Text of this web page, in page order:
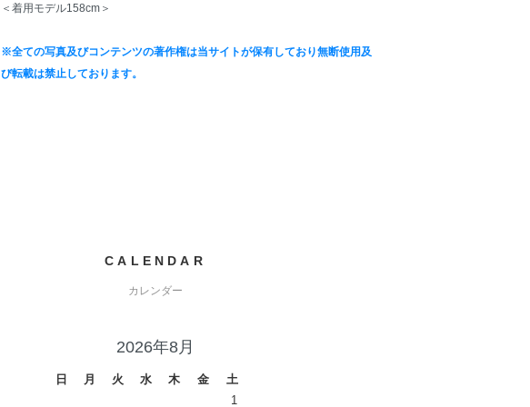
＜着用モデル158cm＞
※全ての写真及びコンテンツの著作権は当サイトが保有しており無断使用及
び転載は禁止しております。
CALENDAR
カレンダー
2026年8月
日 月 火 水 木 金
土
1